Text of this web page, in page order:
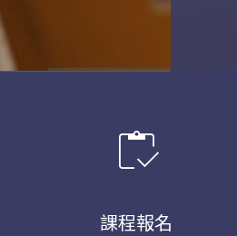
inventory
課程報名